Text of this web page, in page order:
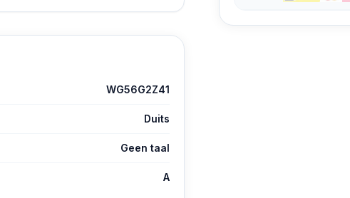
WG56G2Z41
Duits
Geen taal
A